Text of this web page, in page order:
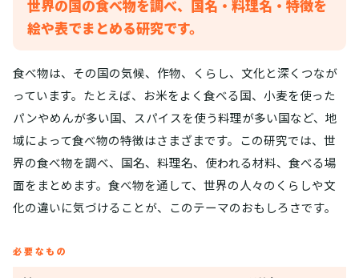
世界の国の食べ物を調べ、国名・料理名・特徴を
絵や表でまとめる研究です。
食べ物は、その国の気候、作物、くらし、文化と深くつなが
っています。たとえば、お米をよく食べる国、小麦を使った
パンやめんが多い国、スパイスを使う料理が多い国など、地
域によって食べ物の特徴はさまざまです。この研究では、世
界の食べ物を調べ、国名、料理名、使われる材料、食べる場
面をまとめます。食べ物を通して、世界の人々のくらしや文
化の違いに気づけることが、このテーマのおもしろさです。
必要なもの